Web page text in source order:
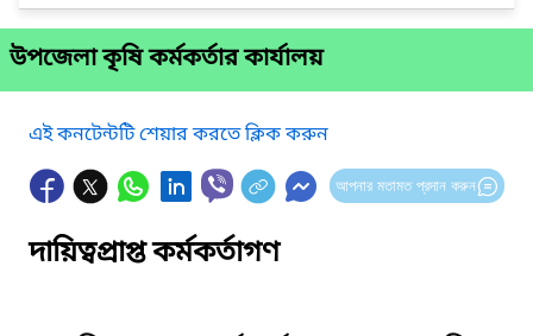
উপজেলা কৃষি কর্মকর্তার কার্যালয়
এই কনটেন্টটি শেয়ার করতে ক্লিক করুন
আপনার মতামত প্রদান করুন
দায়িত্বপ্রাপ্ত কর্মকর্তাগণ